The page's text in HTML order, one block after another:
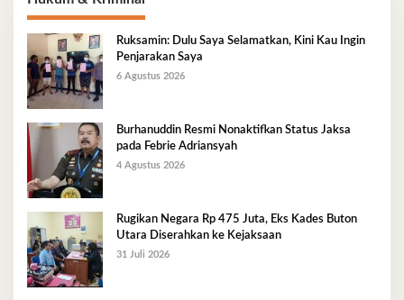
Ruksamin: Dulu Saya Selamatkan, Kini Kau Ingin
Penjarakan Saya
6 Agustus 2026
Burhanuddin Resmi Nonaktifkan Status Jaksa
pada Febrie Adriansyah
4 Agustus 2026
Rugikan Negara Rp 475 Juta, Eks Kades Buton
Utara Diserahkan ke Kejaksaan
31 Juli 2026